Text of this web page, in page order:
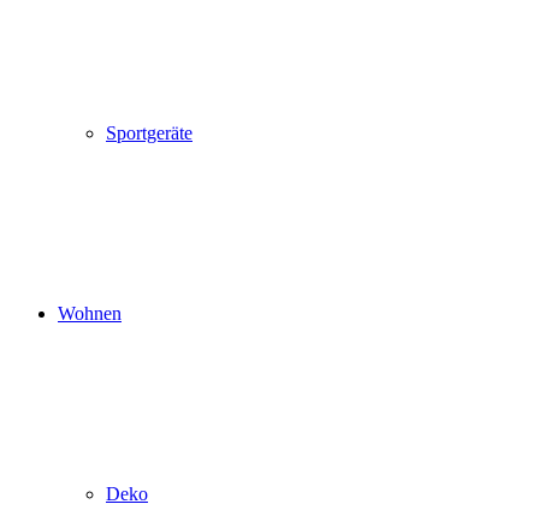
Sportgeräte
Wohnen
Deko